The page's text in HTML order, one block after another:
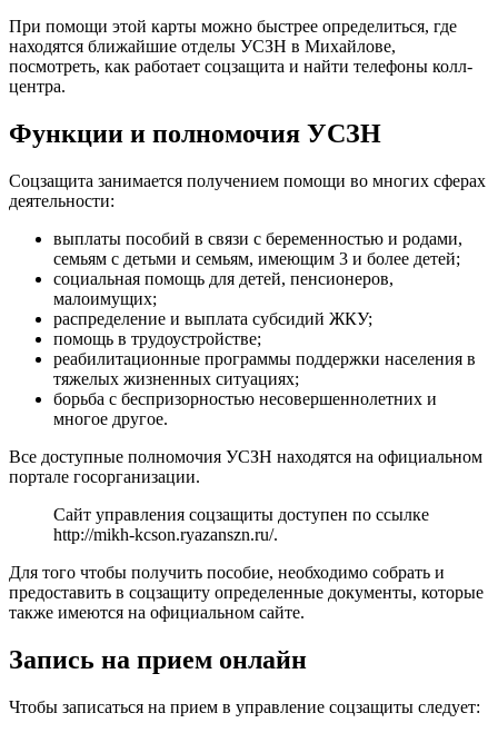
При помощи этой карты можно быстрее определиться, где
находятся ближайшие отделы УСЗН в Михайлове,
посмотреть, как работает соцзащита и найти телефоны колл-
центра.
Функции и полномочия УСЗН
Соцзащита занимается получением помощи во многих сферах
деятельности:
выплаты пособий в связи с беременностью и родами,
семьям с детьми и семьям, имеющим 3 и более детей;
социальная помощь для детей, пенсионеров,
малоимущих;
распределение и выплата субсидий ЖКУ;
помощь в трудоустройстве;
реабилитационные программы поддержки населения в
тяжелых жизненных ситуациях;
борьба с беспризорностью несовершеннолетних и
многое другое.
Все доступные полномочия УСЗН находятся на официальном
портале госорганизации.
Сайт управления соцзащиты доступен по ссылке
http://mikh-kcson.ryazanszn.ru/.
Для того чтобы получить пособие, необходимо собрать и
предоставить в соцзащиту определенные документы, которые
также имеются на официальном сайте.
Запись на прием онлайн
Чтобы записаться на прием в управление соцзащиты следует: